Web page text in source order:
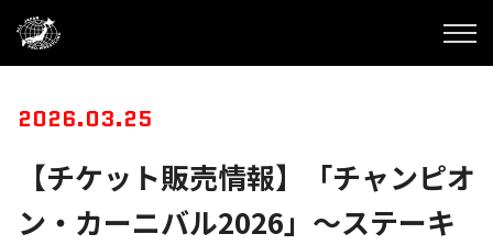
2026.03.25
【チケット販売情報】「チャンピオ
ン・カーニバル2026」～ステーキ